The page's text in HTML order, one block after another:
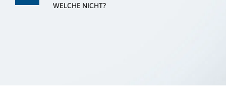
WELCHE NICHT?